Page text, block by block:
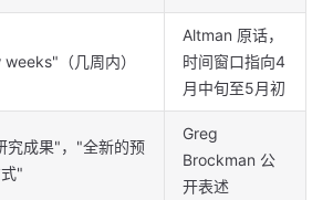
（几周内）
Altman 原话，
时间窗口指向4
月中旬至5月初
究成果"，"全新的预
"
Greg
Brockman 公
开表述